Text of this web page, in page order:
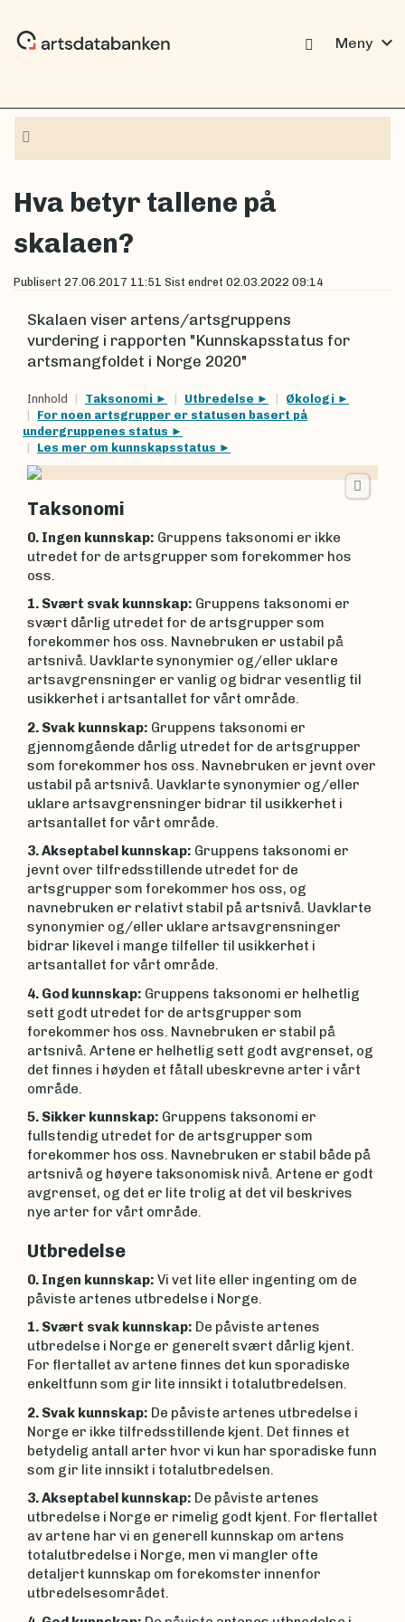
Meny expand_more
Hva betyr tallene på
skalaen?
Publisert 27.06.2017 11:51 Sist endret 02.03.2022 09:14
Skalaen viser artens/artsgruppens
vurdering i rapporten "Kunnskapsstatus for
artsmangfoldet i Norge 2020"
Innhold Taksonomi Utbredelse
Økologi
For noen artsgrupper er statusen basert på
undergruppenes status
Les mer om kunnskapsstatus
Taksonomi
0. Ingen kunnskap: Gruppens taksonomi er ikke
utredet for de artsgrupper som forekommer hos
oss.
1. Svært svak kunnskap: Gruppens taksonomi er
svært dårlig utredet for de artsgrupper som
forekommer hos oss. Navnebruken er ustabil på
artsnivå. Uavklarte synonymier og/eller uklare
artsavgrensninger er vanlig og bidrar vesentlig til
usikkerhet i artsantallet for vårt område.
2. Svak kunnskap: Gruppens taksonomi er
gjennomgående dårlig utredet for de artsgrupper
som fore­kommer hos oss. Navnebruken er jevnt over
ustabil på artsnivå. Uavklarte synonymier og/eller
uklare artsavgrensninger bidrar til usikkerhet i
artsantallet for vårt område.
3. Akseptabel kunnskap: Gruppens taksonomi er
jevnt over tilfredsstillende utredet for de
artsgrupper som forekommer hos oss, og
navnebruken er relativt stabil på artsnivå. Uavklarte
synonymier og/eller uklare artsavgrensninger
bidrar likevel i mange tilfeller til usikkerhet i
artsantallet for vårt område.
4. God kunnskap: Gruppens taksonomi er helhetlig
sett godt utredet for de artsgrupper som
forekommer hos oss. Navnebruken er stabil på
artsnivå. Artene er helhetlig sett godt avgrenset, og
det finnes i høy­den et fåtall ubeskrevne arter i vårt
område.
5. Sikker kunnskap: Gruppens taksonomi er
fullstendig utredet for de artsgrupper som
forekommer hos oss. Navnebruken er stabil både på
artsnivå og høyere taksonomisk nivå. Artene er godt
avgrenset, og det er lite trolig at det vil beskrives
nye arter for vårt område.
Utbredelse
0. Ingen kunnskap: Vi vet lite eller ingenting om de
påviste artenes utbredelse i Norge.
1. Svært svak kunnskap: De påviste artenes
utbredelse i Norge er generelt svært dårlig kjent.
For flertallet av artene finnes det kun sporadiske
enkeltfunn som gir lite innsikt i totalutbredelsen.
2. Svak kunnskap: De påviste artenes utbredelse i
Norge er ikke tilfredsstillende kjent. Det finnes et
bety­delig antall arter hvor vi kun har sporadiske funn
som gir lite innsikt i totalutbredelsen.
3. Akseptabel kunnskap: De påviste artenes
utbredelse i Norge er rimelig godt kjent. For flertallet
av artene har vi en generell kunnskap om artens
totalutbredelse i Norge, men vi mangler ofte
detaljert kunnskap om forekomster innenfor
utbredelsesområdet.